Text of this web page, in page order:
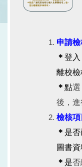
申請檢
＊ 登
離校檢
＊ 點選
後，進
檢核項
＊ 是
圖書資
＊ 是否